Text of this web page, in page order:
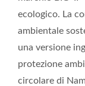
ecologico. La
ambientale
una versione
protezione
circolare di